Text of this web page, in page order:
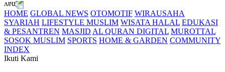
HOME GLOBAL NEWS OTOMOTIF WIRAUSAHA
SYARIAH LIFESTYLE MUSLIM WISATA HALAL EDUKASI
& PESANTREN MASJID AL QURAN DIGITAL MUROTTAL
SOSOK MUSLIM SPORTS HOME & GARDEN COMMUNITY
INDEX
Ikuti Kami